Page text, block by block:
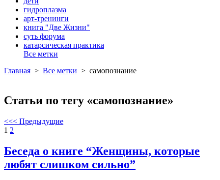
гидроплазма
арт-тренинги
книга "Две Жизни"
суть форума
катарсическая практика
Все метки
Главная > Все метки > самопознание
Статьи по тегу «самопознание»
<<< Предыдущие
1 2
Беседа о книге “Женщины, которые
любят слишком сильно”